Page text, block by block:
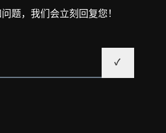
题，我们会立刻回复您！